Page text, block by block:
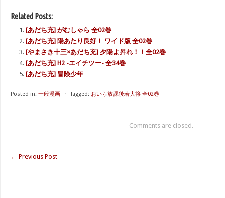
Related Posts:
[あだち充] がむしゃら 全02巻
[あだち充] 陽あたり良好！ ワイド版 全02巻
[やまさき十三×あだち充] 夕陽よ昇れ！！全02巻
[あだち充] H2 -エイチツー- 全34巻
[あだち充] 冒険少年
Posted in: 一般漫画 ⋅ Tagged: おいら放課後若大将 全02巻
Comments are closed.
← Previous Post